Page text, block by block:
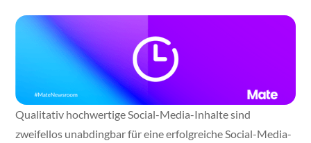
Qualitativ hochwertige Social-Media-Inhalte sind
zweifellos unabdingbar für eine erfolgreiche Social-Media-